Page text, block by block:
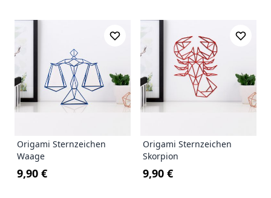
Origami Sternzeichen
Waage
9,90 €
Origami Sternzeichen
Skorpion
9,90 €